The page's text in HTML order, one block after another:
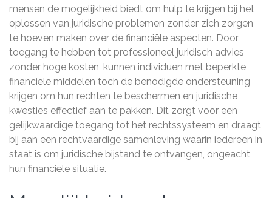
mensen de mogelijkheid biedt om hulp te krijgen bij het
oplossen van juridische problemen zonder zich zorgen
te hoeven maken over de financiële aspecten. Door
toegang te hebben tot professioneel juridisch advies
zonder hoge kosten, kunnen individuen met beperkte
financiële middelen toch de benodigde ondersteuning
krijgen om hun rechten te beschermen en juridische
kwesties effectief aan te pakken. Dit zorgt voor een
gelijkwaardige toegang tot het rechtssysteem en draagt
bij aan een rechtvaardige samenleving waarin iedereen in
staat is om juridische bijstand te ontvangen, ongeacht
hun financiële situatie.